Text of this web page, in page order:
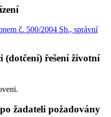
č. 500/2004 Sb., správní
(dotčení) řešení životní
žadateli požadovány